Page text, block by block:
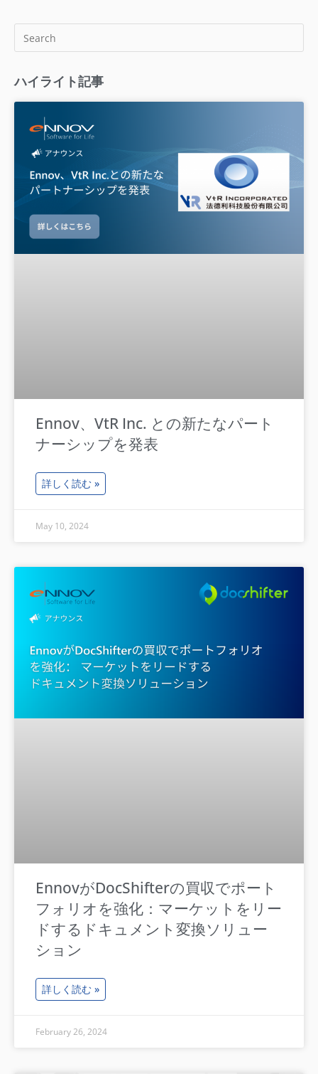
ハイライト記事
Ennov、VtR Inc. との新たなパート
ナーシップを発表
詳しく読む »
May 10, 2024
EnnovがDocShifterの買収でポート
フォリオを強化：マーケットをリー
ドするドキュメント変換ソリュー
ション
詳しく読む »
February 26, 2024